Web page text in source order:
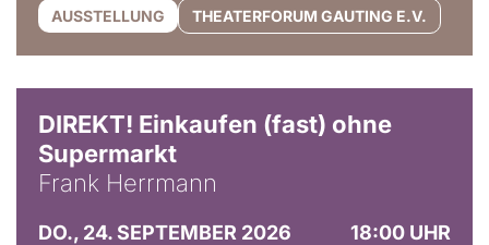
AUSSTELLUNG THEATERFORUM GAUTING E.V.
DIREKT! Einkaufen (fast) ohne
Supermarkt
Frank Herrmann
DO., 24. SEPTEMBER 2026 18:00 UHR